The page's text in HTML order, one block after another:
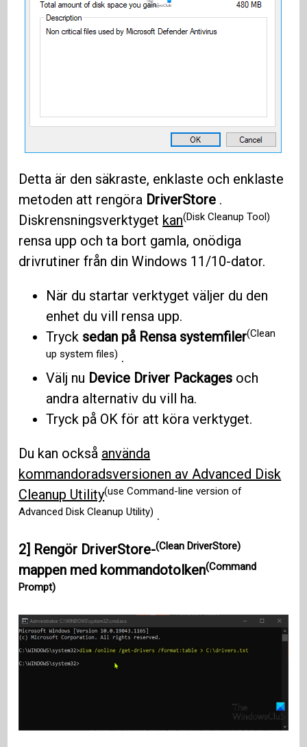
Detta är den säkraste, enklaste och enklaste
metoden att rengöra DriverStore .
Diskrensningsverktyget kan(Disk Cleanup Tool)
rensa upp och ta bort gamla, onödiga
drivrutiner från din Windows 11/10-dator.
När du startar verktyget väljer du den
enhet du vill rensa upp.
Tryck sedan på Rensa systemfiler(Clean
up system files) .
Välj nu Device Driver Packages och
andra alternativ du vill ha.
Tryck på OK för att köra verktyget.
Du kan också använda
kommandoradsversionen av Advanced Disk
Cleanup Utility(use Command-line version of
Advanced Disk Cleanup Utility) .
2] Rengör DriverStore-(Clean DriverStore)
mappen med kommandotolken(Command
Prompt)